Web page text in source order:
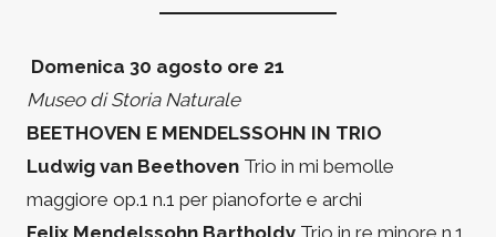
Domenica 30 agosto ore 21
Museo di Storia Naturale
BEETHOVEN E MENDELSSOHN IN TRIO
Ludwig van Beethoven Trio in mi bemolle
maggiore op.1 n.1 per pianoforte e archi